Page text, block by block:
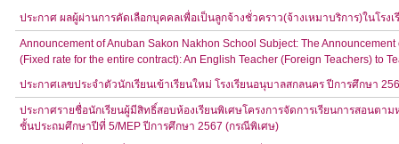
ประกาศ ผลผู้ผ่านการคัดเลือกบุคคลเพื่อเป็นลูกจ้างชั่วคราว(จ้างเหมาบริการ)ในโรง
Announcement of Anuban Sakon Nakhon School Subject: The
(Fixed rate for the entire contract): An English Teacher (Foreign Teachers) to
ประกาศเลขประจำตัวนักเรียนเข้าเรียนใหม่ โรงเรียนอนุบาลสกลนคร ปีการศึกษา
ประกาศรายชื่อนักเรียนผู้มีสิทธิ์สอบห้องเรียนพิเศษโครงการจัดการเรียนการสอนตา
ชั้นประถมศึกษาปีที่ 5/MEP ปีการศึกษา 2567 (กรณีพิเศษ)